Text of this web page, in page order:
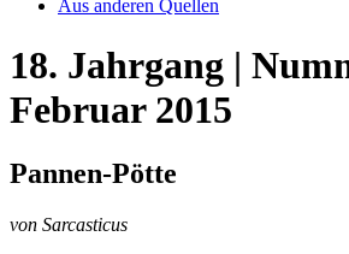
Aus anderen Quellen
18. Jahrgang |
Februar 2015
Pannen-Pötte
von Sarcasticus